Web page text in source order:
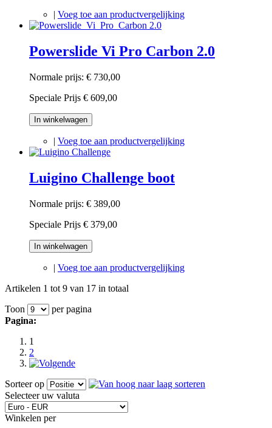
| Voeg toe aan productvergelijking
Powerslide Vi Pro Carbon 2.0
Normale prijs: € 730,00
Speciale Prijs € 609,00
In winkelwagen
| Voeg toe aan productvergelijking
Luigino Challenge boot
Normale prijs: € 389,00
Speciale Prijs € 379,00
In winkelwagen
| Voeg toe aan productvergelijking
Artikelen 1 tot 9 van 17 in totaal
Toon
per pagina
Pagina:
1
2
Sorteer op
Selecteer uw valuta
Winkelen per